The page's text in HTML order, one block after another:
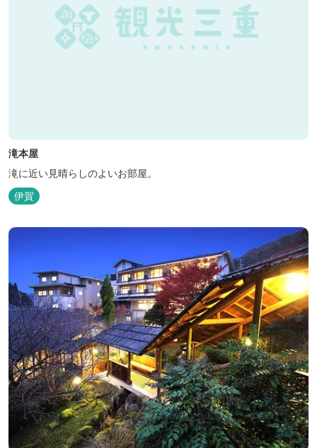
滝本屋
滝に近い見晴らしのよいお部屋。
伊賀